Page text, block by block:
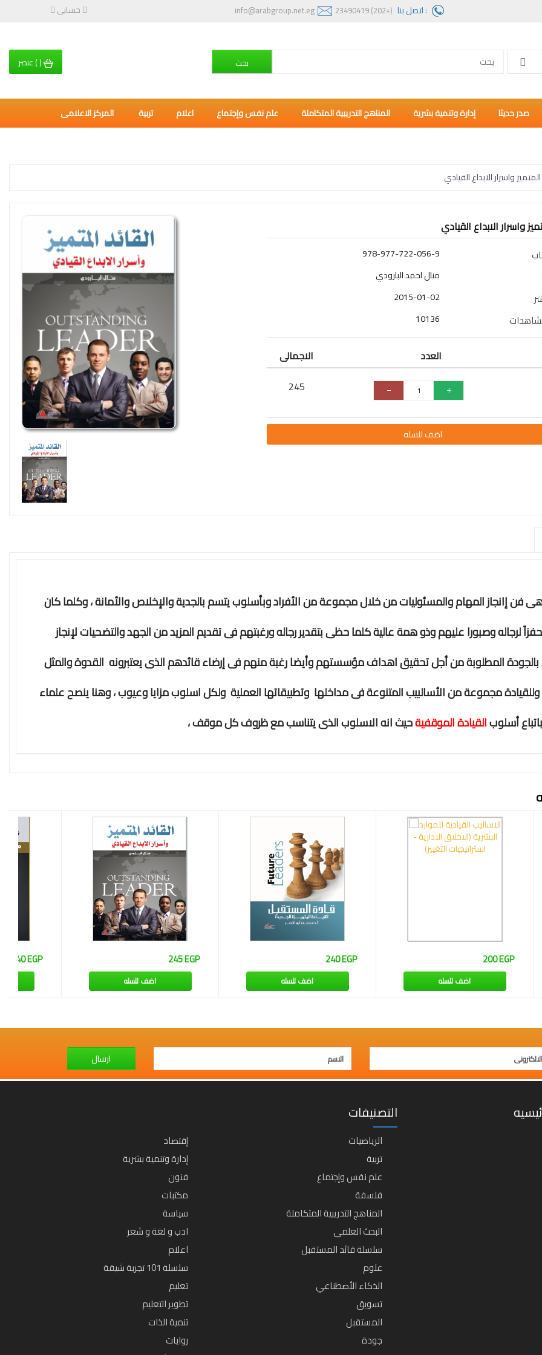
: اتصل بنا (+202) 23490419
info@arabgroup.net.eg حسابى
بحث )عنصر
صدر حديثا إدارة وتنمية بشرية المناهج التدريبية المتكاملة علم نفس وإجتماع اعلام تربية المركز الاعلامى
المتميز واسرار الابداع القيادي
واسرار الابداع القيادي
978-977-722-056-9
منال احمد البارودي
2015-01-02
10136
العدد
الاجمالى
245
اضف للسله
فن إانجاز المهام والمسئوليات من خلال مجموعة من الأفراد وبأسلوب يتسم بالجدية والإخلاص والأمانة ، وكلما كان
لرجاله وصبورا عليهم وذو همة عالية كلما حظى بتقدير رجاله ورغبتهم فى تقديم المزيد من الجهد والتضحيات لإنجاز
بالجودة المطلوبة من أجل تحقيق اهداف مؤسستهم وأيضا رغبة منهم فى إرضاء قائدهم الذى يعتبرونه القدوة والمثل
وللقيادة مجموعة من الأسالبيب المتنوعة فى مداخلها وتطبيقاتها العملية ولكل اسلوب مزايا وعيوب ، وهنا ينصح علماء
أسلوبالقيادة الموقفيةحيث انه الاسلوب الذى يتناسب مع ظروف كل موقف ،
240 EGP 245 EGP
اضف للسله
240 EGP
اضف للسله
200 EGP
اضف للسله
ارسال
التصنيفات
الرياضيات
إقتصاد
تربية
إدارة وتنمية بشرية
علم نفس وإجتماع
فنون
فلسفة
مكتبات
المناهج التدريبية المتكاملة
سياسة
البحث العلمى
ادب و لغة و شعر
سلسلة قائد المستقبل
اعلام
علوم
سلسلة 101 تجربة شيقة
الذكاء الأصطناعي
تعليم
تسويق
تطوير التعليم
المستقبل
تنمية الذات
جودة
روايات